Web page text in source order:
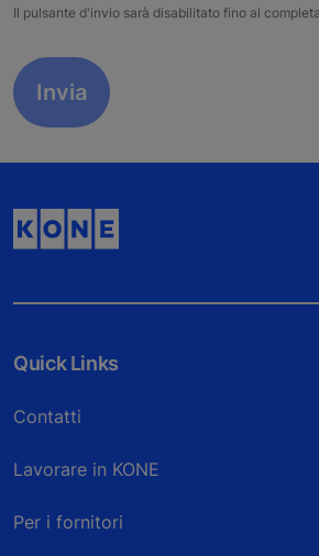
Il pulsante d'invio sarà disabilitato fino al
Quick Links
Contatti
Lavorare in KONE
Per i fornitori